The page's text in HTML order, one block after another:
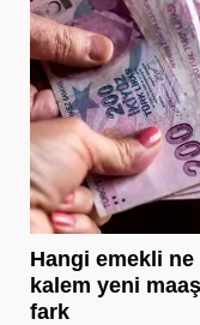
Hangi emekli
kalem yeni
fark